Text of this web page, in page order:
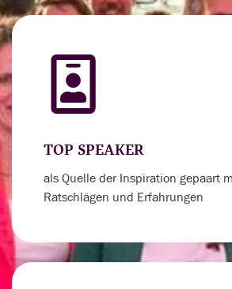
TOP SPEAKER
als Quelle der Inspiration gepaart
Ratschlägen und Erfahrungen